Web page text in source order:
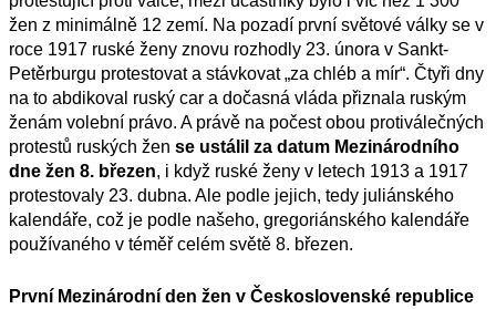
žen z minimálně 12 zemí. Na pozadí první světové války se v
roce 1917 ruské ženy znovu rozhodly 23. února v Sankt-
Petěrburgu protestovat a stávkovat „za chléb a mír“. Čtyři dny
na to abdikoval ruský car a dočasná vláda přiznala ruským
ženám volební právo. A právě na počest obou protiválečných
protestů ruských žen se ustálil za datum Mezinárodního
dne žen 8. březen, i když ruské ženy v letech 1913 a 1917
protestovaly 23. dubna. Ale podle jejich, tedy juliánského
kalendáře, což je podle našeho, gregoriánského kalendáře
používaného v téměř celém světě 8. březen.
První Mezinárodní den žen v Československé republice